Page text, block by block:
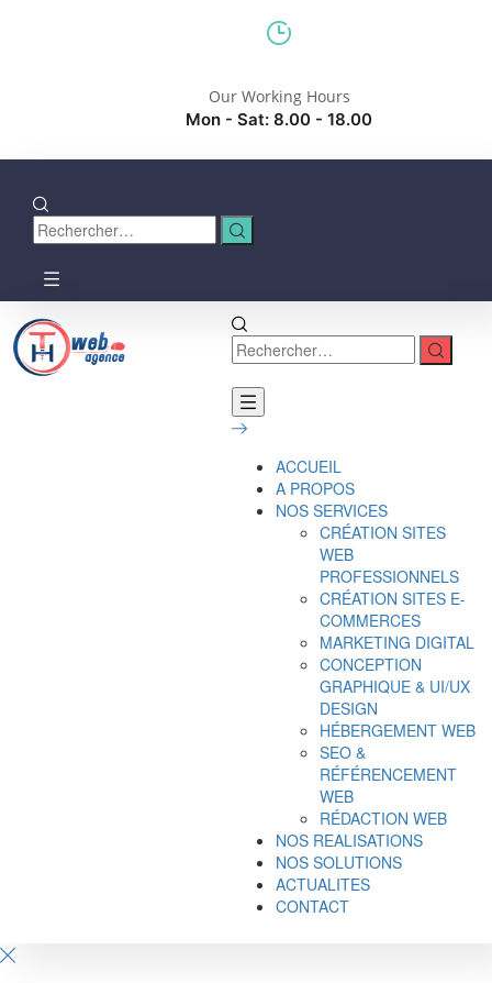
Our Working Hours
Mon - Sat: 8.00 - 18.00
ACCUEIL
A PROPOS
NOS SERVICES
CRÉATION SITES
WEB
PROFESSIONNELS
CRÉATION SITES E-
COMMERCES
MARKETING DIGITAL
CONCEPTION
GRAPHIQUE & UI/UX
DESIGN
HÉBERGEMENT WEB
SEO &
RÉFÉRENCEMENT
WEB
RÉDACTION WEB
NOS REALISATIONS
NOS SOLUTIONS
ACTUALITES
CONTACT